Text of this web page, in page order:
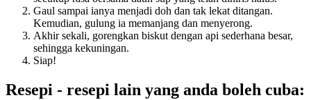
Gaul sampai ianya menjadi doh dan tak lekat ditangan.
Kemudian, gulung ia memanjang dan menyerong.
Akhir sekali, gorengkan biskut dengan api sederhana besar,
sehingga kekuningan.
Siap!
Resepi - resepi lain yang anda boleh cuba: